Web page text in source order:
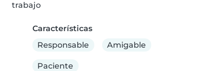
trabajo
Características
Responsable
Amigable
Paciente